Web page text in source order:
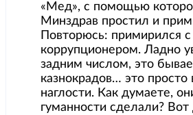
«Мед», с помощью
Минздрав простил и
Повторюсь: примирился с
коррупционером. Ладно
задним числом, это
казнокрадов… это просто
наглости. Как думаете,
гуманности сделали? Вот